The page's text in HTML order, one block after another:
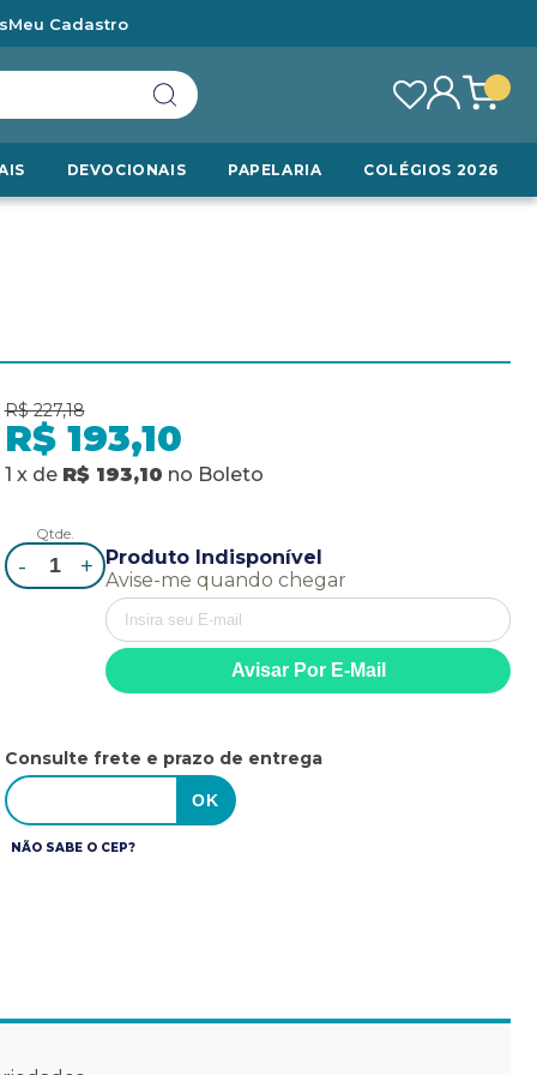
Meu Cadastro
DEVOCIONAIS PAPELARIA COLÉGIOS 2026
R$ 227,18
R$ 193,10
1 x de R$ 193,10 no Boleto
Qtde.
- +
Produto Indisponível
Avise-me quando chegar
Consulte frete e prazo de entrega
NÃO SABE O CEP?